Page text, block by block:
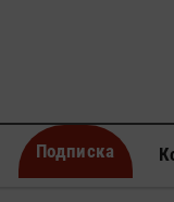
Подписка